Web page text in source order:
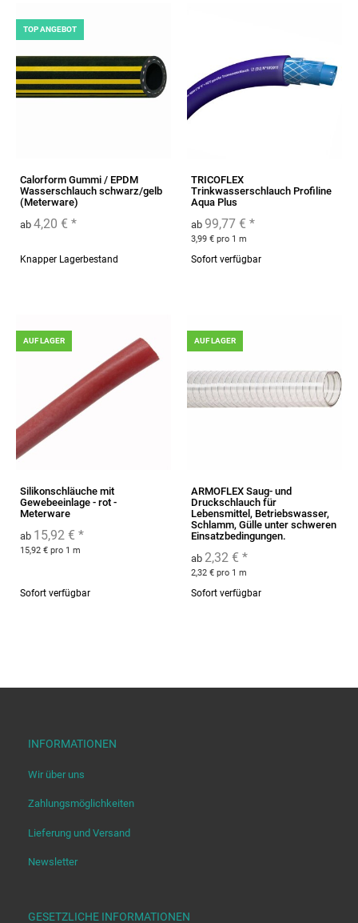
TOP ANGEBOT
Calorform Gummi / EPDM
Wasserschlauch schwarz/gelb
(Meterware)
ab 4,20 € *
Knapper Lagerbestand
TRICOFLEX
Trinkwasserschlauch Profiline
Aqua Plus
ab 99,77 € *
3,99 € pro 1 m
Sofort verfügbar
AUF LAGER
Silikonschläuche mit
Gewebeeinlage - rot -
Meterware
ab 15,92 € *
15,92 € pro 1 m
Sofort verfügbar
AUF LAGER
ARMOFLEX Saug- und
Druckschlauch für
Lebensmittel, Betriebswasser,
Schlamm, Gülle unter schweren
Einsatzbedingungen.
ab 2,32 € *
2,32 € pro 1 m
Sofort verfügbar
INFORMATIONEN
Wir über uns
Zahlungsmöglichkeiten
Lieferung und Versand
Newsletter
GESETZLICHE INFORMATIONEN